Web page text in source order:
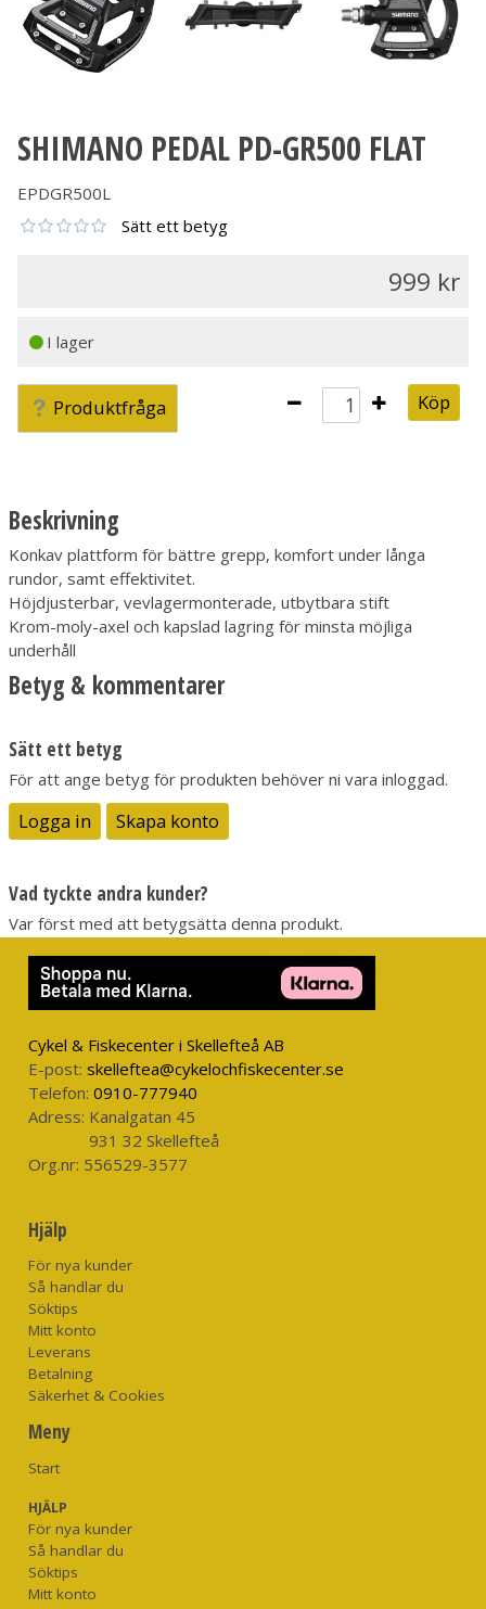
SHIMANO PEDAL PD-GR500 FLAT
EPDGR500L
Sätt ett betyg
999
I lager
Produktfråga Köp
Beskrivning
Konkav plattform för bättre grepp, komfort under långa
rundor, samt effektivitet.
Höjdjusterbar, vevlagermonterade, utbytbara stift
Krom-moly-axel och kapslad lagring för minsta möjliga
underhåll
Betyg & kommentarer
Sätt ett betyg
För att ange betyg för produkten behöver ni vara inloggad.
Logga in Skapa konto
Vad tyckte andra kunder?
Var först med att betygsätta denna produkt.
Cykel & Fiskecenter i Skellefteå AB
E-post: skelleftea@cykelochfiskecenter.se
Telefon: 0910-777940
Adress: Kanalgatan 45
931 32 Skellefteå
Org.nr: 556529-3577
Hjälp
För nya kunder
Så handlar du
Söktips
Mitt konto
Leverans
Betalning
Säkerhet & Cookies
Meny
Start
HJÄLP
För nya kunder
Så handlar du
Söktips
Mitt konto